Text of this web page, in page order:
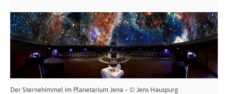
Der Sternehimmel im Planetarium Jena – © Jens Hauspurg